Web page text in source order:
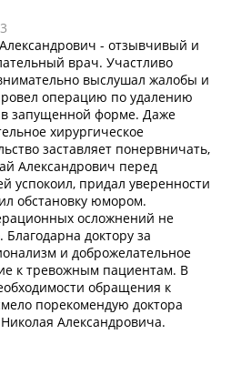
- отзывчивый и
врач. Участливо
выслушал жалобы и
операцию по удалению
запущенной форме. Даже
хирургическое
заставляет понервничать,
Александрович перед
успокоил, придал уверенности
обстановку юмором.
осложнений не
Благодарна доктору за
и доброжелательное
к тревожным пациентам. В
обращения к
порекомендую доктора
Александровича.